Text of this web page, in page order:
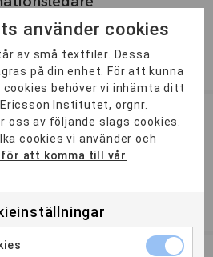
och vara längst fram i den
fastigheter och städer....
annat ger dig kunskaper om
och
använder cookies
av små textfiler. Dessa
på din enhet. För att kunna
behöver vi inhämta ditt
Institutet, orgnr.
oss av följande slags cookies.
cookies vi använder och
för att komma till vår